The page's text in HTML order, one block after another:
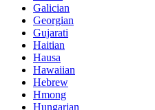
Galician
Georgian
Gujarati
Haitian
Hausa
Hawaiian
Hebrew
Hmong
Hungarian